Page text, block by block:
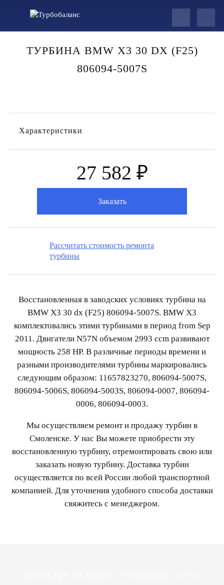
ТУРБИНА BMW X3 30 DX (F25)
806094-5007S
Характеристики
27 582 ₽
Заказать
Рассчитать стоимость ремонта
турбины
Восстановленная в заводских условиях турбина на
BMW X3 30 dx (F25) 806094-5007S. BMW X3
комплектовались этими турбинами в период from Sep
2011. Двигатели N57N объемом 2993 ccm развивают
мощность 258 HP. В различные периоды времени и
разными производителями турбины маркировались
следующим образом: 11657823270, 806094-5007S,
806094-5006S, 806094-5003S, 806094-0007, 806094-
0006, 806094-0003.
Мы осуществляем ремонт и продажу турбин в
Смоленске. У нас Вы можете приобрести эту
восстановленную турбину, отремонтировать свою или
заказать новую турбину. Доставка турбин
осуществляется по всей России любой транспортной
компанией. Для уточнения удобного способа доставки
свяжитесь с менеджером.